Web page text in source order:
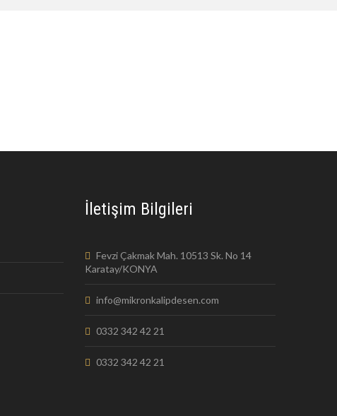
İletişim Bilgileri
Fevzi Çakmak Mah. 10513 Sk. No 14
Karatay/KONYA
info@mikronkalipdesen.com
0332 342 42 21
0332 342 42 21